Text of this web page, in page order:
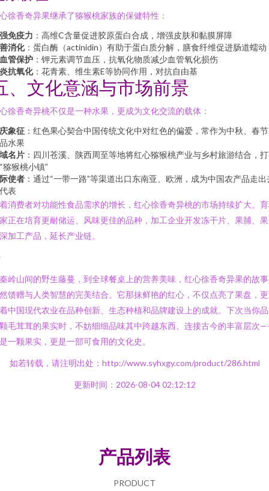
徐香奇异果继承了猕猴桃家族的保健特性：
免疫力 ：高维C含量促进胶原蛋白合成，增强皮肤和黏膜屏障
消化：蛋白酶（actinidin）有助于蛋白质分解，膳食纤维促进肠道蠕动
管保护 ：钾元素调节血压，抗氧化物质减少血管氧化损伤
抗氧化：花青素、维生素E等协同作用，对抗自由基
、文化意涵与市场前景
徐香奇异桃不仅是一种水果，更成为文化交流的载体：
象征 ：红色果心契合中国传统文化中对红色的偏爱，常作为中秋、春
水果
名片 ：四川苍溪、陕西周至等地将红心猕猴桃产业与乡村旅游结合，打
猕猴桃小镇”
使者 ：通过“一带一路”等渠道出口东南亚、欧洲，成为中国农产品走出
表
消费者对功能性食品需求的增长，红心徐香奇异桃的市场持续扩大。
正在培育更耐储运、风味更佳的品种，加工企业开发冻干片、果脯、
加工产品，延长产业链。
岭山间的野生藤蔓，到全球餐桌上的营养美味，红心徐香奇异果的故
馈赠与人类智慧的完美结合。它那抹鲜艳的红心，不仅点亮了果盘，
中国现代农业在品种创新、生态种植和品牌建设上的成就。下次当你
毛茸茸的果实时，不妨细细品味其中跨越东西、连接古今的丰富层次
一颗果实，更是一部可食用的文化史。
如若转载，请注明出处：http://www.syhxgy.com/product/286.html
更新时间：2026-08-04 02:12:12
产品列表
PRODUCT